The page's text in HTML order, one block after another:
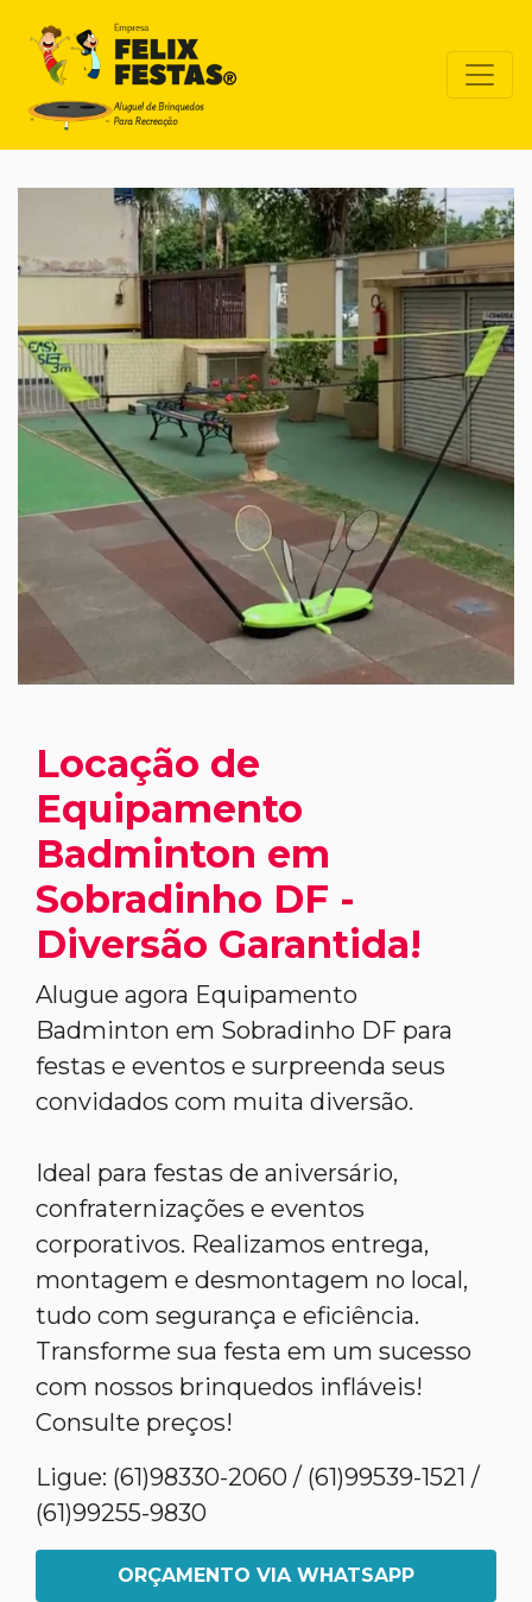
Locação de
Equipamento
Badminton em
Sobradinho DF -
Diversão Garantida!
Alugue agora Equipamento
Badminton em Sobradinho DF para
festas e eventos e surpreenda seus
convidados com muita diversão.
Ideal para festas de aniversário,
confraternizações e eventos
corporativos. Realizamos entrega,
montagem e desmontagem no local,
tudo com segurança e eficiência.
Transforme sua festa em um sucesso
com nossos brinquedos infláveis!
Consulte preços!
Ligue: (61)98330-2060 / (61)99539-1521 /
(61)99255-9830
ORÇAMENTO VIA WHATSAPP